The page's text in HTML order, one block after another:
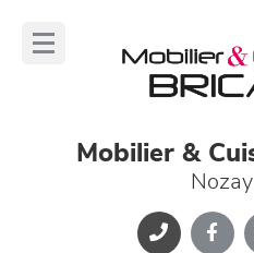
Mobilier &